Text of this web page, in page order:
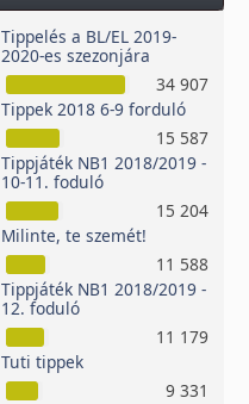
Tippelés a BL/EL 2019-
2020-es szezonjára
34 907
Tippek 2018 6-9 forduló
15 587
Tippjáték NB1 2018/2019 -
10-11. foduló
15 204
Milinte, te szemét!
11 588
Tippjáték NB1 2018/2019 -
12. foduló
11 179
Tuti tippek
9 331